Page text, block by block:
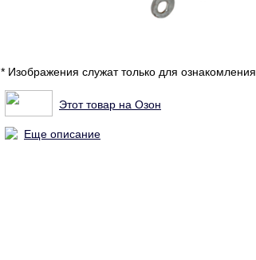
* Изображения служат только для ознакомления
Этот товар на Озон
Еще описание